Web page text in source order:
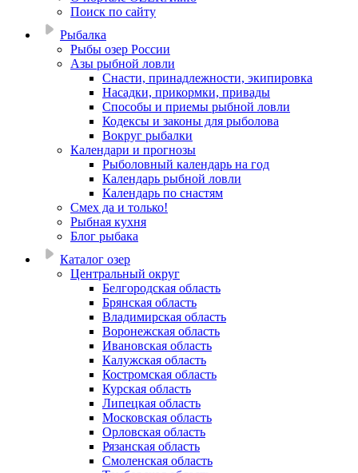
Поиск по сайту
Рыбалка
Рыбы озер России
Азы рыбной ловли
Снасти, принадлежности, экипировка
Насадки, прикормки, привады
Способы и приемы рыбной ловли
Кодексы и законы для рыболова
Вокруг рыбалки
Календари и прогнозы
Рыболовный календарь на год
Календарь рыбной ловли
Календарь по снастям
Смех да и только!
Рыбная кухня
Блог рыбака
Каталог озер
Центральный округ
Белгородская область
Брянская область
Владимирская область
Воронежская область
Ивановская область
Калужская область
Костромская область
Курская область
Липецкая область
Московская область
Орловская область
Рязанская область
Смоленская область